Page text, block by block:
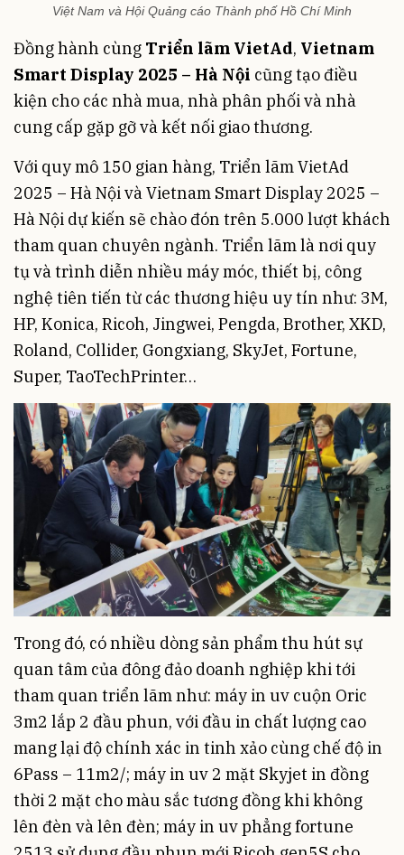
Việt Nam và Hội Quảng cáo Thành phố Hồ Chí Minh
Đồng hành cùng Triển lãm VietAd, Vietnam
Smart Display 2025 – Hà Nội cũng tạo điều
kiện cho các nhà mua, nhà phân phối và nhà
cung cấp gặp gỡ và kết nối giao thương.
Với quy mô 150 gian hàng, Triển lãm VietAd
2025 – Hà Nội và Vietnam Smart Display 2025 –
Hà Nội dự kiến sẽ chào đón trên 5.000 lượt khách
tham quan chuyên ngành. Triển lãm là nơi quy
tụ và trình diễn nhiều máy móc, thiết bị, công
nghệ tiên tiến từ các thương hiệu uy tín như: 3M,
HP, Konica, Ricoh, Jingwei, Pengda, Brother, XKD,
Roland, Collider, Gongxiang, SkyJet, Fortune,
Super, TaoTechPrinter…
Trong đó, có nhiều dòng sản phẩm thu hút sự
quan tâm của đông đảo doanh nghiệp khi tới
tham quan triển lãm như: máy in uv cuộn Oric
3m2 lắp 2 đầu phun, với đầu in chất lượng cao
mang lại độ chính xác in tinh xảo cùng chế độ in
6Pass – 11m2/; máy in uv 2 mặt Skyjet in đồng
thời 2 mặt cho màu sắc tương đồng khi không
lên đèn và lên đèn; máy in uv phẳng fortune